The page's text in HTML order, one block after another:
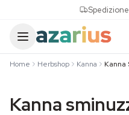
Home Herbshop Kanna Kanna
Kanna